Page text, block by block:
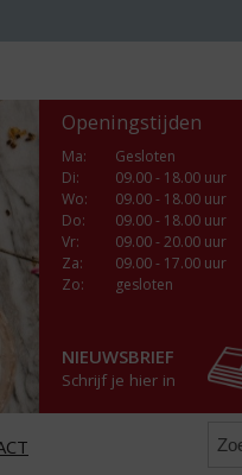
Openingstijden
Ma:
Gesloten
Di:
09.00 - 18.00 uur
Wo:
09.00 - 18.00 uur
Do:
09.00 - 18.00 uur
Vr:
09.00 - 20.00 uur
Za:
09.00 - 17.00 uur
Zo:
gesloten
NIEUWSBRIEF
Schrijf je hier in